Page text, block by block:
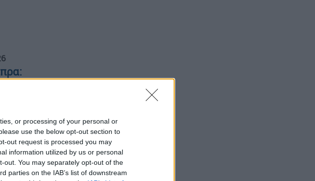
or processing of your personal or
use the below opt-out section to
out request is processed you may
information utilized by us or personal
out. You may separately opt-out of the
parties on the IAB’s list of downstream
ομιλία του
debate για